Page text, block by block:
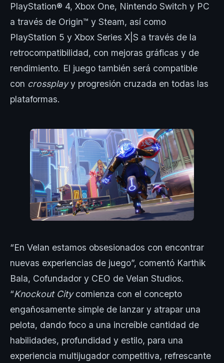
PlayStation® 4, Xbox One, Nintendo Switch y PC
a través de Origin™ y Steam, así como
PlayStation 5 y Xbox Series X|S a través de la
retrocompatibilidad, con mejoras gráficas y de
rendimiento. El juego también será compatible
con crossplayy progresión cruzada en todas las
plataformas.
“En Velan estamos obsesionados con encontrar
nuevas experiencias de juego”, comentó Karthik
Bala, Cofundador y CEO de Velan Studios.
“Knockout Citycomienza con el concepto
engañosamente simple de lanzar y atrapar una
pelota, dando foco a una increíble cantidad de
habilidades, profundidad y estilo, para una
experiencia multijugador competitiva, refrescante